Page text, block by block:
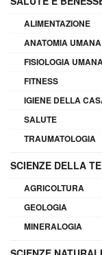
ALIMENTAZIONE
ANATOMIA UMANA
FISIOLOGIA
FITNESS
IGIENE DELLA
SALUTE
TRAUMATOLOGIA
SCIENZE DELLA
AGRICOLTURA
GEOLOGIA
MINERALOGIA